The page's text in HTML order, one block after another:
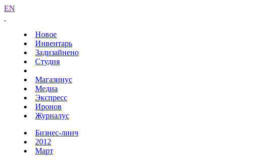
EN
Новое
Инвентарь
Задизайнено
Студия
Магазинус
Медиа
Экспресс
Иронов
Журналус
Бизнес-линч
2012
Март